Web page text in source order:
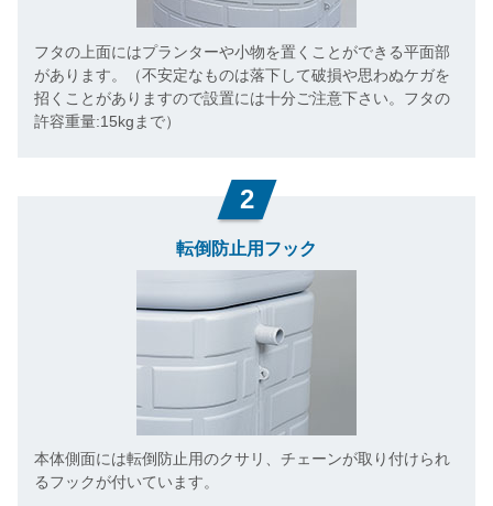
フタの上面にはプランターや小物を置くことができる平面部
があります。（不安定なものは落下して破損や思わぬケガを
招くことがありますので設置には十分ご注意下さい。フタの
許容重量:15kgまで）
2
転倒防止用フック
本体側面には転倒防止用のクサリ、チェーンが取り付けられ
るフックが付いています。